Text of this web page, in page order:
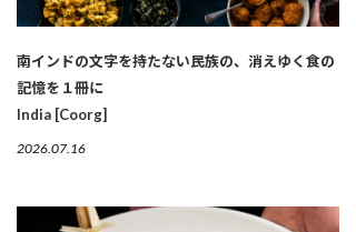
南インドの文字を持たない民族の、消えゆく食の
記憶を１冊に
India [Coorg]
2026.07.16